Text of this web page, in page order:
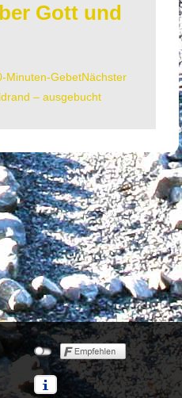
Gott und
Minuten-GebetNächster
– ausgebucht